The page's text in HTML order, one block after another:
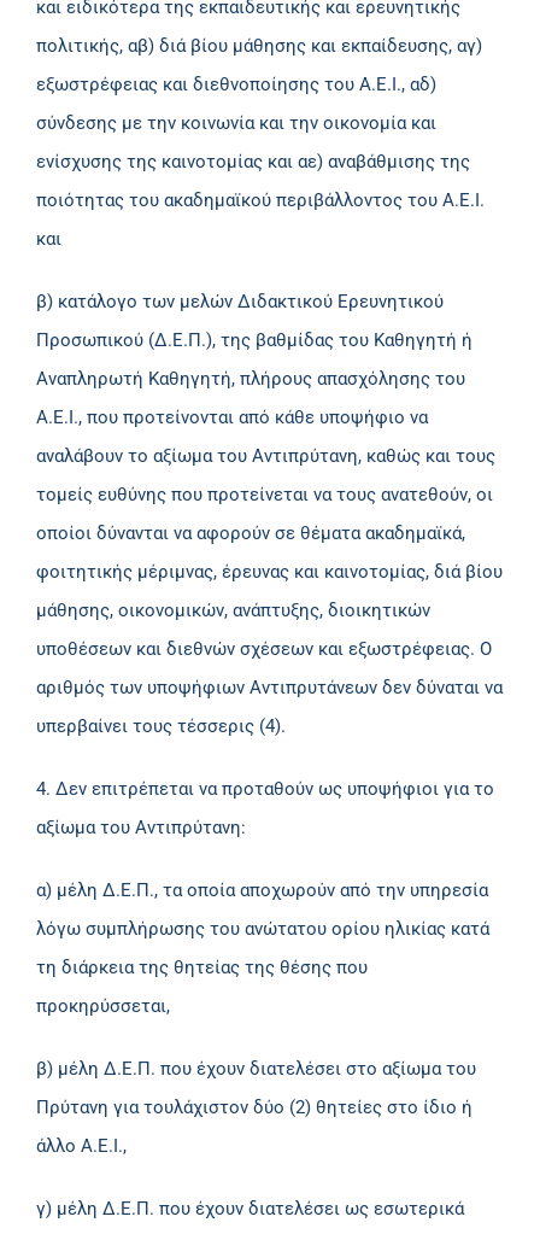
και ειδικότερα της εκπαιδευτικής και ερευνητικής
πολιτικής, αβ) διά βίου μάθησης και εκπαίδευσης, αγ)
εξωστρέφειας και διεθνοποίησης του Α.Ε.Ι., αδ)
σύνδεσης με την κοινωνία και την οικονομία και
ενίσχυσης της καινοτομίας και αε) αναβάθμισης της
ποιότητας του ακαδημαϊκού περιβάλλοντος του Α.Ε.Ι.
και
β) κατάλογο των μελών Διδακτικού Ερευνητικού
Προσωπικού (Δ.Ε.Π.), της βαθμίδας του Καθηγητή ή
Αναπληρωτή Καθηγητή, πλήρους απασχόλησης του
Α.Ε.Ι., που προτείνονται από κάθε υποψήφιο να
αναλάβουν το αξίωμα του Αντιπρύτανη, καθώς και τους
τομείς ευθύνης που προτείνεται να τους ανατεθούν, οι
οποίοι δύνανται να αφορούν σε θέματα ακαδημαϊκά,
φοιτητικής μέριμνας, έρευνας και καινοτομίας, διά βίου
μάθησης, οικονομικών, ανάπτυξης, διοικητικών
υποθέσεων και διεθνών σχέσεων και εξωστρέφειας. Ο
αριθμός των υποψήφιων Αντιπρυτάνεων δεν δύναται να
υπερβαίνει τους τέσσερις (4).
4. Δεν επιτρέπεται να προταθούν ως υποψήφιοι για το
αξίωμα του Αντιπρύτανη:
α) μέλη Δ.Ε.Π., τα οποία αποχωρούν από την υπηρεσία
λόγω συμπλήρωσης του ανώτατου ορίου ηλικίας κατά
τη διάρκεια της θητείας της θέσης που
προκηρύσσεται,
β) μέλη Δ.Ε.Π. που έχουν διατελέσει στο αξίωμα του
Πρύτανη για τουλάχιστον δύο (2) θητείες στο ίδιο ή
άλλο Α.Ε.Ι.,
γ) μέλη Δ.Ε.Π. που έχουν διατελέσει ως εσωτερικά